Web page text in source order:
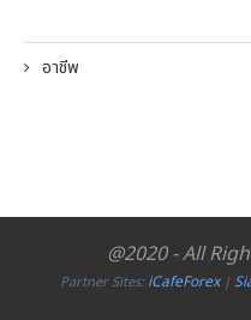
อาชีพ
@2020 - All
Partner Sites:iCafeForex|